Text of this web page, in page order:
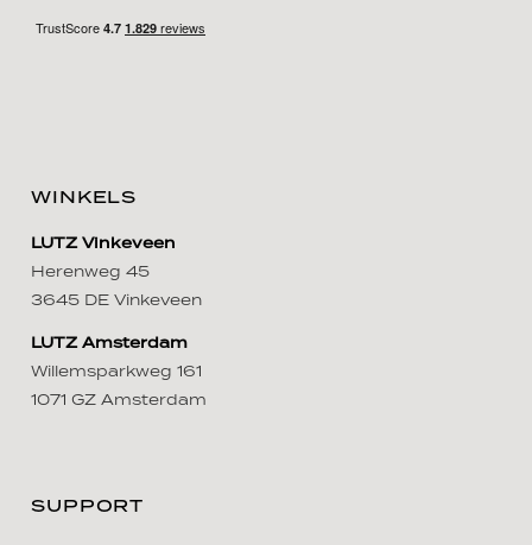
WINKELS
LUTZ Vinkeveen
Herenweg 45
3645 DE Vinkeveen
LUTZ Amsterdam
Willemsparkweg 161
1071 GZ Amsterdam
SUPPORT